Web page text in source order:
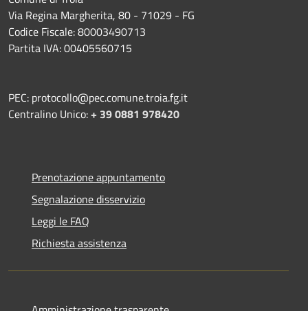
Via Regina Margherita, 80 - 71029 - FG
Codice Fiscale: 80003490713
Partita IVA: 00405560715
PEC: protocollo@pec.comune.troia.fg.it
Centralino Unico:+ 39 0881 978420
Prenotazione appuntamento
Segnalazione disservizio
Leggi le FAQ
Richiesta assistenza